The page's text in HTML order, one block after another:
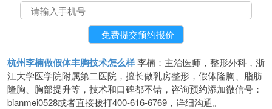
杭州李楠做假体丰胸技术怎么样李楠：主治医师，整形外科，浙
江大学医学院附属第二医院，擅长做乳房整形，假体隆胸、脂肪
隆胸、胸部提升等，技术和口碑都不错，咨询预约添加微信号：
bianmei0528或者直接拨打400-616-6769，详细沟通。